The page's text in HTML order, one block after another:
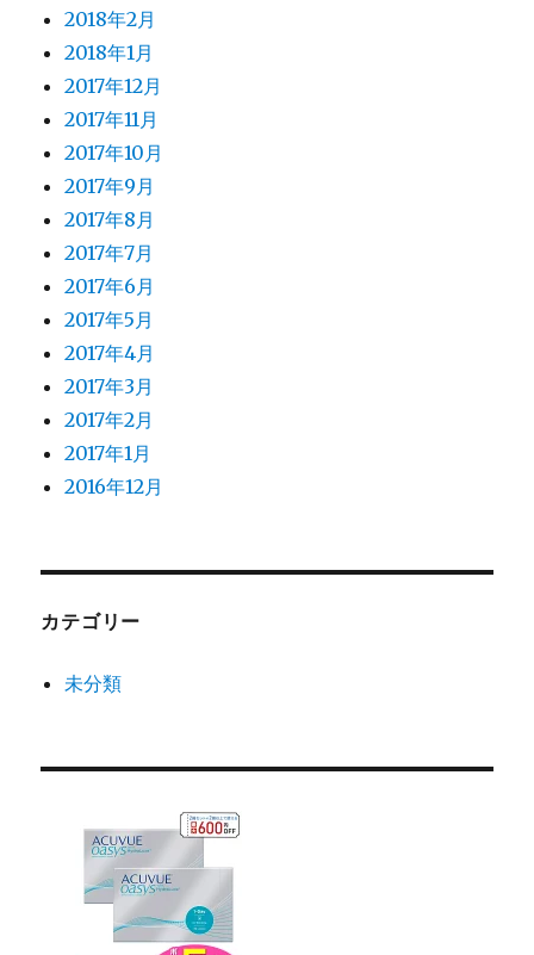
2018年2月
2018年1月
2017年12月
2017年11月
2017年10月
2017年9月
2017年8月
2017年7月
2017年6月
2017年5月
2017年4月
2017年3月
2017年2月
2017年1月
2016年12月
カテゴリー
未分類